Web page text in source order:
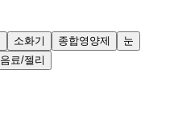
소화기 종합영양제
눈
음료/젤리